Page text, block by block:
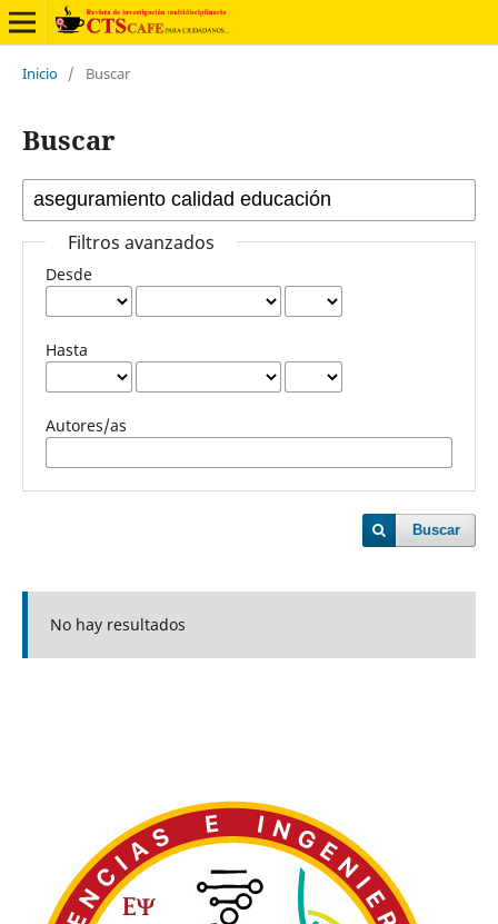
Inicio / Buscar
Buscar
Filtros avanzados
Desde
Hasta
Autores/as
Buscar
No hay resultados